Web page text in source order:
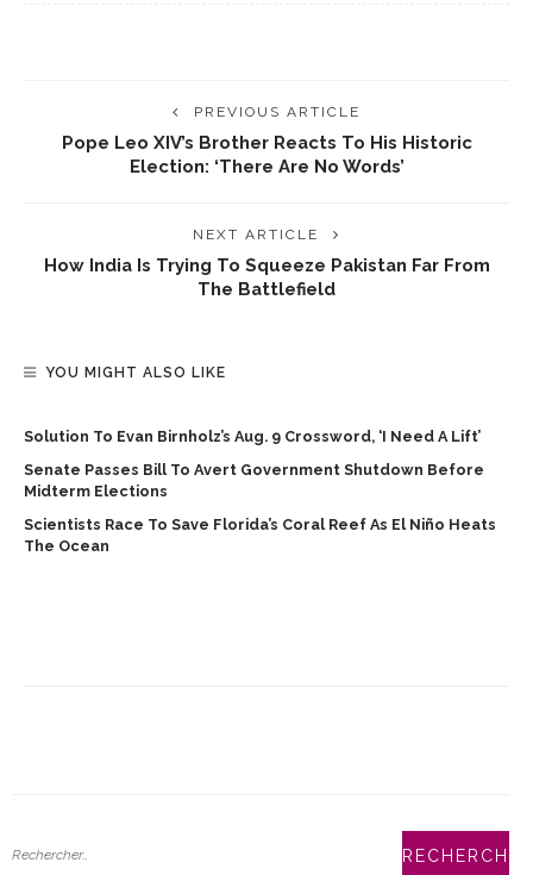
PREVIOUS ARTICLE
Pope Leo XIV’s Brother Reacts To His Historic
Election: ‘There Are No Words’
NEXT ARTICLE
How India Is Trying To Squeeze Pakistan Far From
The Battlefield
YOU MIGHT ALSO LIKE
Solution To Evan Birnholz’s Aug. 9 Crossword, ‘I Need A Lift’
Senate Passes Bill To Avert Government Shutdown Before
Midterm Elections
Scientists Race To Save Florida’s Coral Reef As El Niño Heats
The Ocean